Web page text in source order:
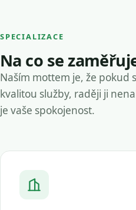
SPECIALIZACE
Na co se
Naším mottem je, že pokud
kvalitou služby, raději ji
je vaše spokojenost.